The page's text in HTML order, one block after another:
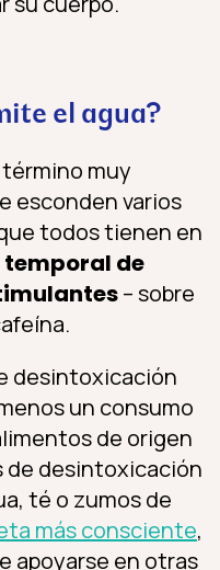
el agua?
muy
esconden varios
todos tienen en
de
– sobre
desintoxicación
un consumo
de origen
de desintoxicación
té o zumos de
más consciente,
apoyarse en otras